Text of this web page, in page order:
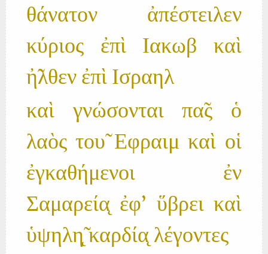
θάνατον ἀπέστειλεν
κύριος ἐπὶ Ιακωβ καὶ
ἠ̃λθεν ἐπὶ Ισραηλ
καὶ γνώσονται πα̃ς ὁ
λαὸς του̃ Εφραιμ καὶ οἱ
ἐγκαθήμενοι ἐν
Σαμαρεία̨ ἐφ' ὕβρει καὶ
ὑψηλη̨̃ καρδία̨ λέγοντες